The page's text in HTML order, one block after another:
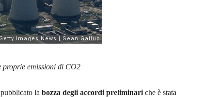
proprie emissioni di CO2
la bozza degli accordi preliminari che è stata